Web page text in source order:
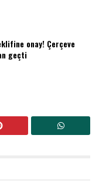
onay! Çerçeve
geçti